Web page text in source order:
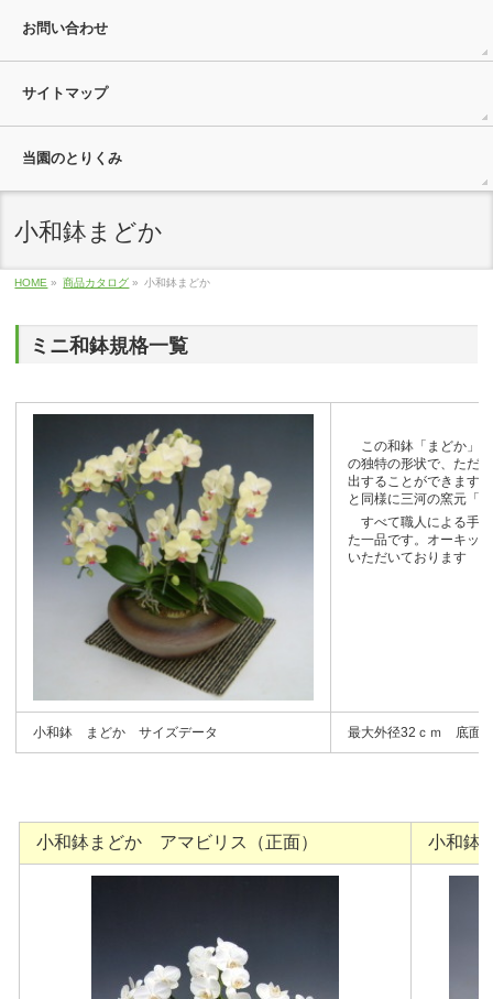
お問い合わせ
サイトマップ
当園のとりくみ
小和鉢まどか
HOME » 商品カタログ » 小和鉢まどか
ミニ和鉢規格一覧
この和鉢「まどか」
の独特の形状で、ただ
出することができます
と同様に三河の窯元「
すべて職人による手
た一品です。オーキッ
いただいております
小和鉢 まどか サイズデータ 最大外径32ｃｍ 底面
小和鉢まどか アマビリス（正面） 小和鉢